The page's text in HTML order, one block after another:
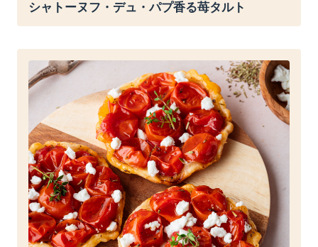
シャトーヌフ・デュ・パプ香る苺タルト